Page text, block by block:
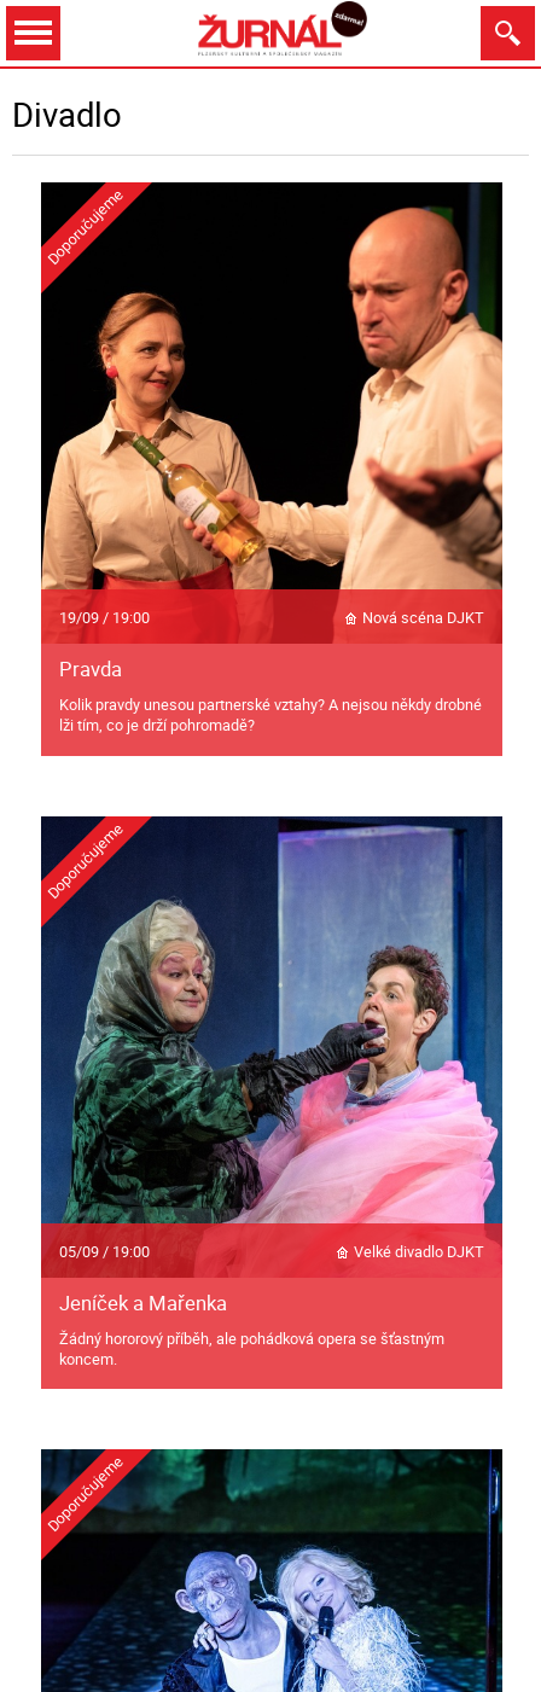
Divadlo
19/09 / 19:00 Nová scéna DJKT
Pravda
Kolik pravdy unesou partnerské vztahy? A nejsou někdy drobné
lži tím, co je drží pohromadě?
05/09 / 19:00 Velké divadlo DJKT
Jeníček a Mařenka
Žádný hororový příběh, ale pohádková opera se šťastným
koncem.